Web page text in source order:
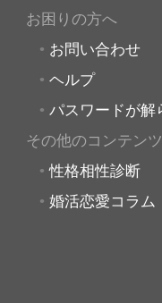
お困りの方へ
お問い合わせ
ヘルプ
パスワードが解
その他のコンテンツ
性格相性診断
婚活恋愛コラム